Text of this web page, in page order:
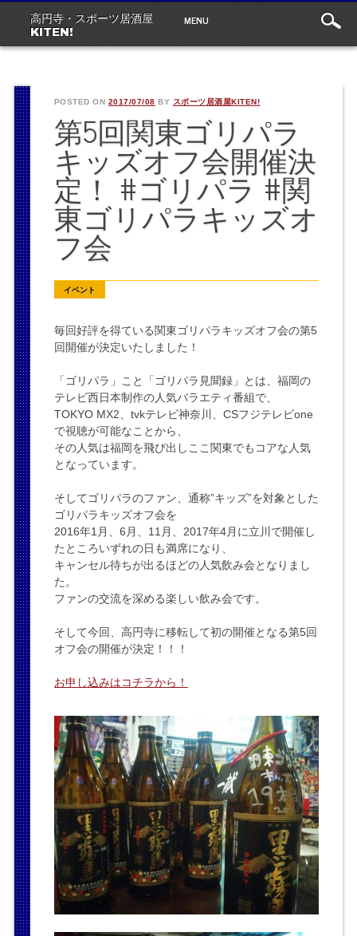
高円寺・スポーツ居酒屋
KITEN!
Main
MENU
POSTED ON 2017/07/08 BY スポーツ居酒屋KITEN!
第5回関東ゴリパラ
キッズオフ会開催決
定！ #ゴリパラ #関
東ゴリパラキッズオ
フ会
イベント
毎回好評を得ている関東ゴリパラキッズオフ会の第5
回開催が決定いたしました！
「ゴリパラ」こと「ゴリパラ見聞録」とは、福岡の
テレビ西日本制作の人気バラエティ番組で、
TOKYO MX2、tvkテレビ神奈川、CSフジテレビone
で視聴が可能なことから、
その人気は福岡を飛び出しここ関東でもコアな人気
となっています。
そしてゴリパラのファン、通称”キッズ”を対象とした
ゴリパラキッズオフ会を
2016年1月、6月、11月、2017年4月に立川で開催し
たところいずれの日も満席になり、
キャンセル待ちが出るほどの人気飲み会となりまし
た。
ファンの交流を深める楽しい飲み会です。
そして今回、高円寺に移転して初の開催となる第5回
オフ会の開催が決定！！！
お申し込みはコチラから！